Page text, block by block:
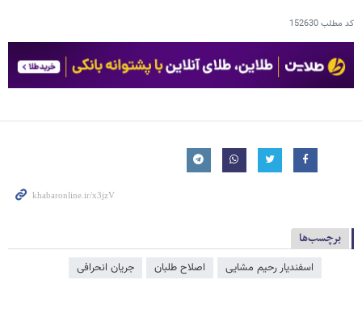
کد مطلب152630
برچسب‌ها
اسفندیار رحیم مشایی اصلاح طلبان جریان انحرافی